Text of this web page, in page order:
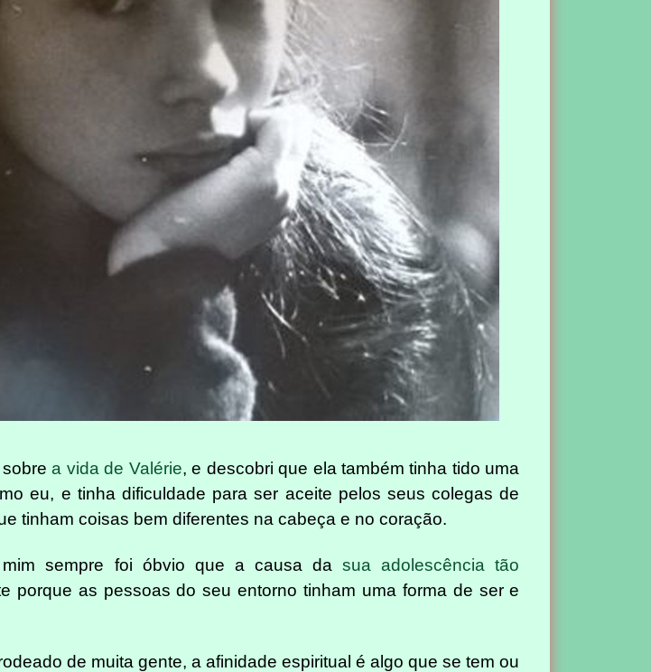
sobrea vida de Valérie, e descobri que ela também tinha tido uma
eu, e tinha dificuldade para ser aceite pelos seus colegas de
tinham coisas bem diferentes na cabeça e no coração.
mim sempre foi óbvio que a causa dasua adolescência tão
porque as pessoas do seu entorno tinham uma forma de ser e
de muita gente, a afinidade espiritual é algo que se tem ou